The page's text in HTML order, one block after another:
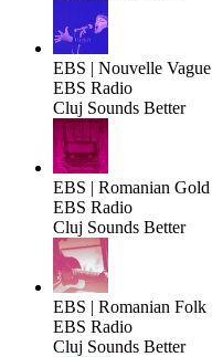
EBS | Nouvelle Vague
EBS Radio
Cluj Sounds Better
EBS | Romanian Gold
EBS Radio
Cluj Sounds Better
EBS | Romanian Folk
EBS Radio
Cluj Sounds Better